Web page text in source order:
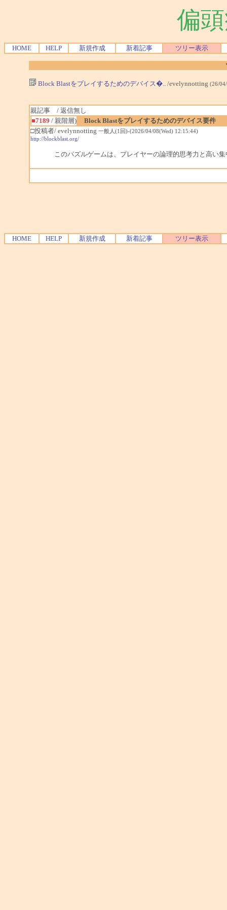
偏
HOME HELP 新規作成 新着記事 ツリー表示
Block Blastをプレイするためのデバイス�.. /evelynnotting (26/
親記事 / 返信無し
■7189 / 親階層)
Block Blastをプレイするためのデバイス要件
□投稿者/ evelynnotting 一般人(1回)-(2026/04/08(Wed) 12:15:44)
http://blockblast.org/
このパズルゲームは、プレイヤーの論理的思考力と高い
HOME HELP 新規作成 新着記事 ツリー表示